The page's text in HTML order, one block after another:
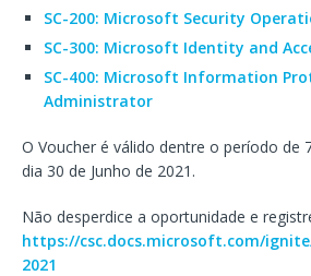
SC-200: Microsoft Security
SC-300: Microsoft Identity and
SC-400: Microsoft Information
Administrator
O Voucher é válido dentre o período de
dia 30 de Junho de 2021.
Não desperdice a oportunidade e
https://csc.docs.microsoft.com/
2021